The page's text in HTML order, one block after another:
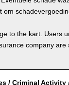
to the kart. Users
company
/ Criminal Activity